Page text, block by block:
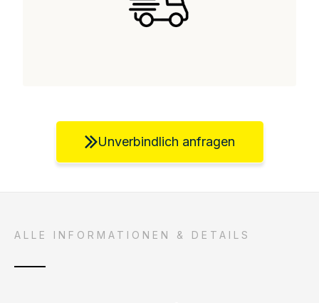
Unverbindlich anfragen
ALLE INFORMATIONEN & DETAILS